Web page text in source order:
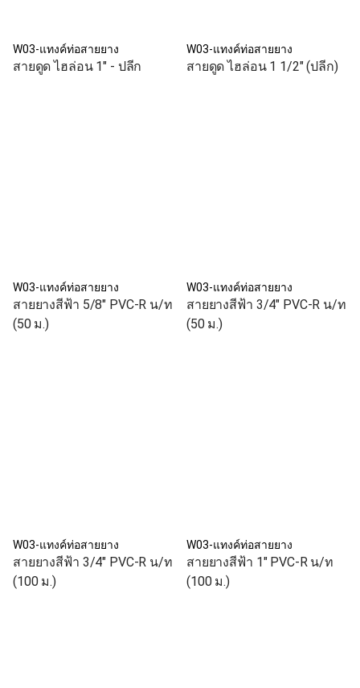
W03-แทงค์ท่อสายยาง
สายดูด ไฮล่อน 1" - ปลีก
W03-แทงค์ท่อสายยาง
สายดูด ไฮล่อน 1 1/2" (ปลีก)
W03-แทงค์ท่อสายยาง
สายยางสีฟ้า 5/8" PVC-R น/ท
(50 ม.)
W03-แทงค์ท่อสายยาง
สายยางสีฟ้า 3/4" PVC-R น/ท
(50 ม.)
W03-แทงค์ท่อสายยาง
สายยางสีฟ้า 3/4" PVC-R น/ท
(100 ม.)
W03-แทงค์ท่อสายยาง
สายยางสีฟ้า 1" PVC-R น/ท
(100 ม.)